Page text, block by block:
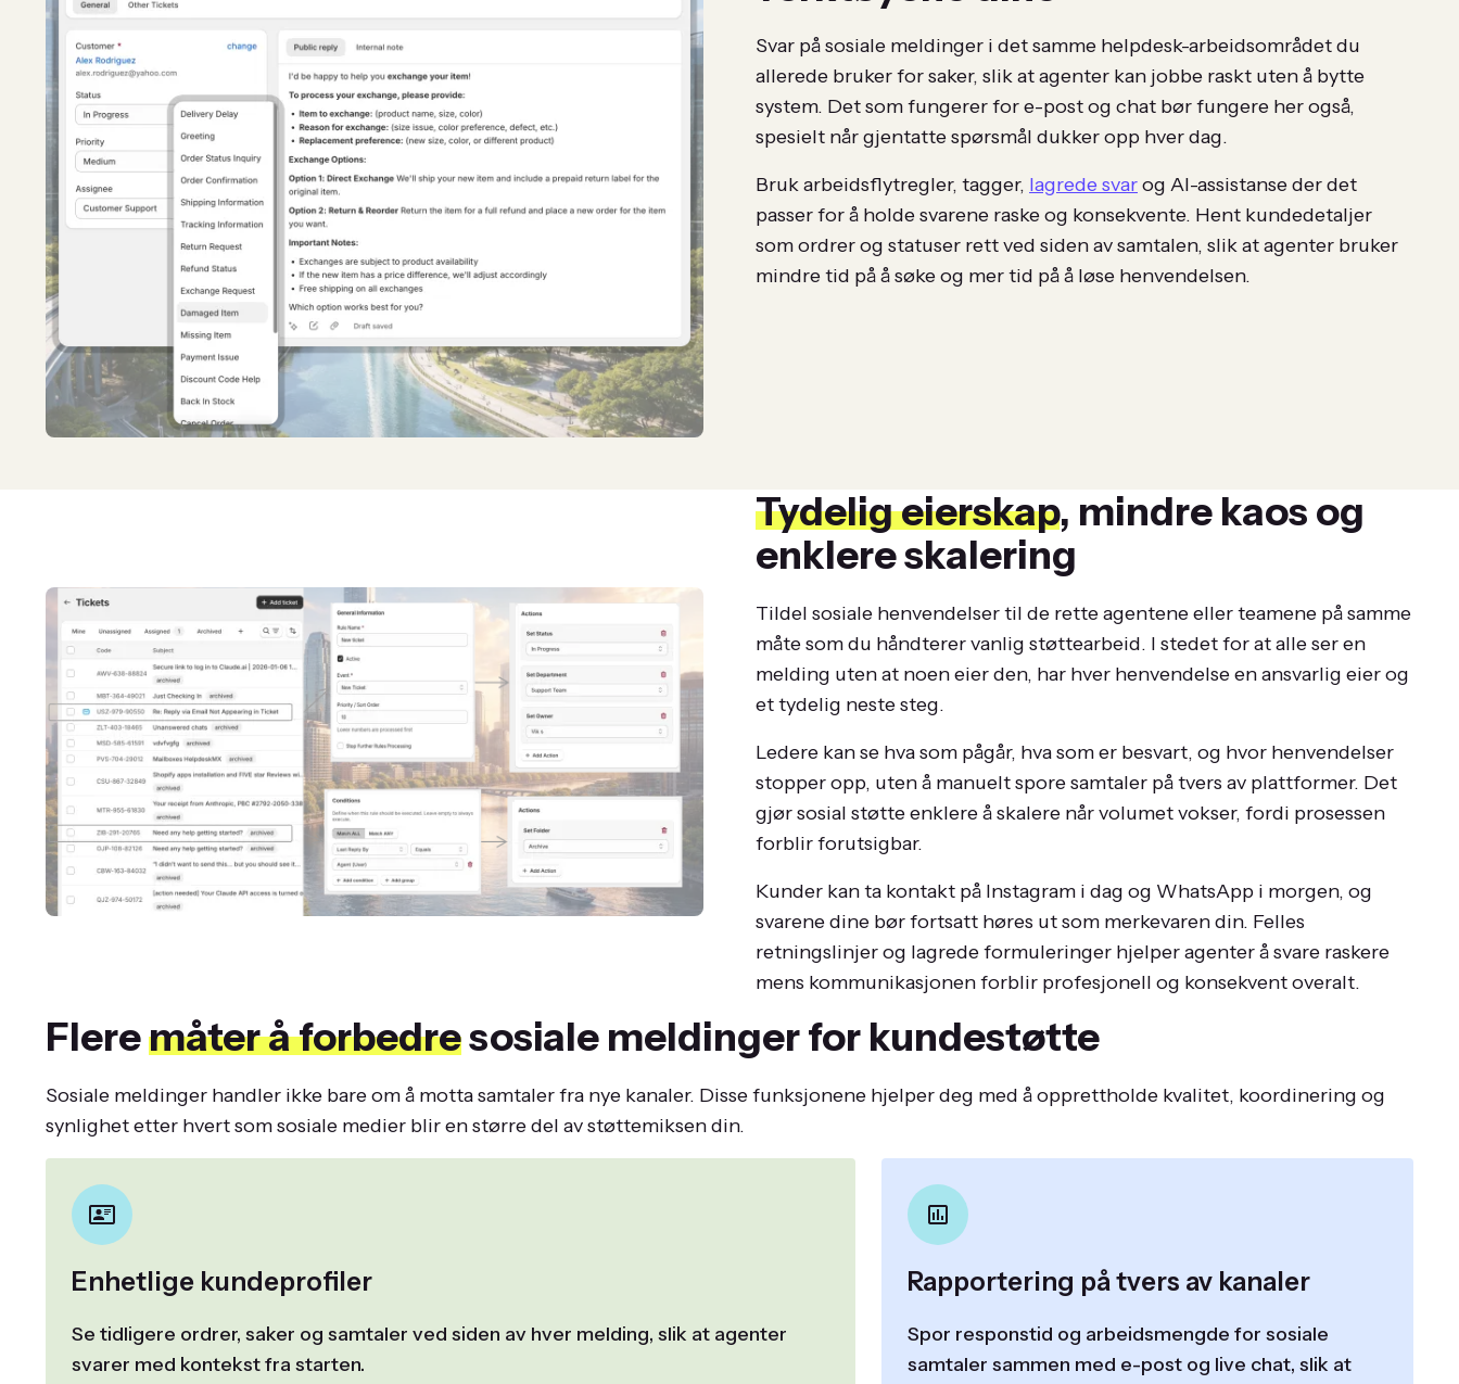
Svar på sosiale meldinger i det samme helpdesk-arbeidsområdet du
allerede bruker for saker, slik at agenter kan jobbe raskt uten å bytte
system. Det som fungerer for e-post og chat bør fungere her også,
spesielt når gjentatte spørsmål dukker opp hver dag.
Bruk arbeidsflytregler, tagger, lagrede svarog AI-assistanse der det
passer for å holde svarene raske og konsekvente. Hent kundedetaljer
som ordrer og statuser rett ved siden av samtalen, slik at agenter bruker
mindre tid på å søke og mer tid på å løse henvendelsen.
Tydelig eierskap, mindre kaos og
enklere skalering
Tildel sosiale henvendelser til de rette agentene eller teamene på samme
måte som du håndterer vanlig støttearbeid. I stedet for at alle ser en
melding uten at noen eier den, har hver henvendelse en ansvarlig eier og
et tydelig neste steg.
Ledere kan se hva som pågår, hva som er besvart, og hvor henvendelser
stopper opp, uten å manuelt spore samtaler på tvers av plattformer. Det
gjør sosial støtte enklere å skalere når volumet vokser, fordi prosessen
forblir forutsigbar.
Kunder kan ta kontakt på Instagram i dag og WhatsApp i morgen, og
svarene dine bør fortsatt høres ut som merkevaren din. Felles
retningslinjer og lagrede formuleringer hjelper agenter å svare raskere
mens kommunikasjonen forblir profesjonell og konsekvent overalt.
Fleremåter å forbedresosiale meldinger for kundestøtte
Sosiale meldinger handler ikke bare om å motta samtaler fra nye kanaler. Disse funksjonene hjelper deg med å opprettholde kvalitet, koordinering og
synlighet etter hvert som sosiale medier blir en større del av støttemiksen din.
Enhetlige kundeprofiler
Se tidligere ordrer, saker og samtaler ved siden av hver melding, slik at agenter
svarer med kontekst fra starten.
Rapportering på tvers av kanaler
Spor responstid og arbeidsmengde for sosiale
samtaler sammen med e-post og live chat, slik at